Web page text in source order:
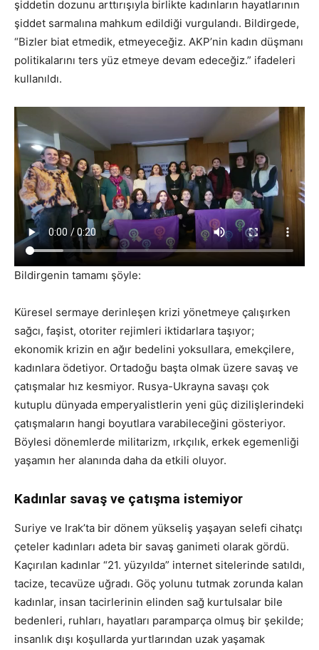
şiddetin dozunu arttırışıyla birlikte kadınların hayatlarının
şiddet sarmalına mahkum edildiği vurgulandı. Bildirgede,
“Bizler biat etmedik, etmeyeceğiz. AKP’nin kadın düşmanı
politikalarını ters yüz etmeye devam edeceğiz.” ifadeleri
kullanıldı.
Bildirgenin tamamı şöyle:
Küresel sermaye derinleşen krizi yönetmeye çalışırken
sağcı, faşist, otoriter rejimleri iktidarlara taşıyor;
ekonomik krizin en ağır bedelini yoksullara, emekçilere,
kadınlara ödetiyor. Ortadoğu başta olmak üzere savaş ve
çatışmalar hız kesmiyor. Rusya-Ukrayna savaşı çok
kutuplu dünyada emperyalistlerin yeni güç dizilişlerindeki
çatışmaların hangi boyutlara varabileceğini gösteriyor.
Böylesi dönemlerde militarizm, ırkçılık, erkek egemenliği
yaşamın her alanında daha da etkili oluyor.
Kadınlar savaş ve çatışma istemiyor
Suriye ve Irak’ta bir dönem yükseliş yaşayan selefi cihatçı
çeteler kadınları adeta bir savaş ganimeti olarak gördü.
Kaçırılan kadınlar “21. yüzyılda” internet sitelerinde satıldı,
tacize, tecavüze uğradı. Göç yolunu tutmak zorunda kalan
kadınlar, insan tacirlerinin elinden sağ kurtulsalar bile
bedenleri, ruhları, hayatları paramparça olmuş bir şekilde;
insanlık dışı koşullarda yurtlarından uzak yaşamak